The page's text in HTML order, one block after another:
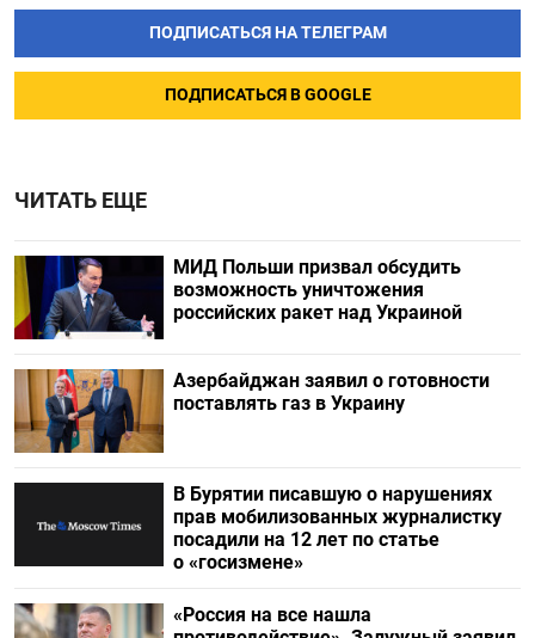
ПОДПИСАТЬСЯ НА ТЕЛЕГРАМ
ПОДПИСАТЬСЯ В GOOGLE
ЧИТАТЬ ЕЩЕ
МИД Польши призвал обсудить
возможность уничтожения
российских ракет над Украиной
Азербайджан заявил о готовности
поставлять газ в Украину
В Бурятии писавшую о нарушениях
прав мобилизованных журналистку
посадили на 12 лет по статье
о «госизмене»
«Россия на все нашла